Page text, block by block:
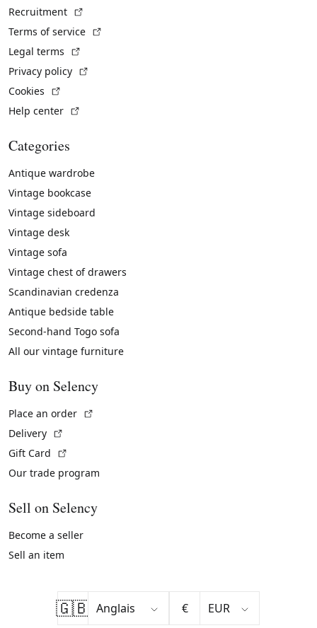
Recruitment
Terms of service
Legal terms
Privacy policy
Cookies
Help center
Categories
Antique wardrobe
Vintage bookcase
Vintage sideboard
Vintage desk
Vintage sofa
Vintage chest of drawers
Scandinavian credenza
Antique bedside table
Second-hand Togo sofa
All our vintage furniture
Buy on Selency
Place an order
Delivery
Gift Card
Our trade program
Sell on Selency
Become a seller
Sell an item
🇬🇧 €